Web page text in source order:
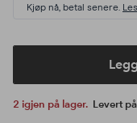
Kjøp nå, betal senere.
2 igjen på lager. Levert